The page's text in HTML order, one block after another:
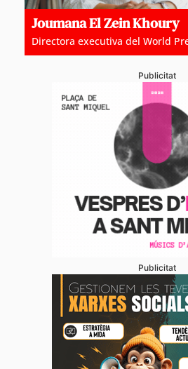
Joumana El Zein Khoury
Directora executiva del World
Publicitat
Publicitat